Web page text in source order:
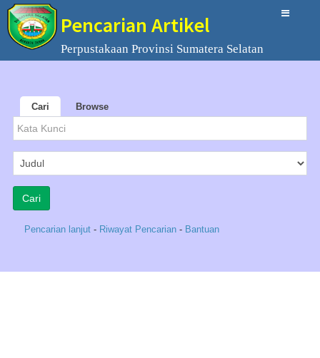
Pencarian Artikel
Perpustakaan Provinsi Sumatera Selatan
Cari Browse
Pencarian lanjut - Riwayat Pencarian - Bantuan